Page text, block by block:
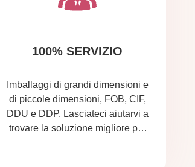
100% SERVIZIO
Imballaggi di grandi dimensioni e
di piccole dimensioni, FOB, CIF,
DDU e DDP. Lasciateci aiutarvi a
trovare la soluzione migliore per